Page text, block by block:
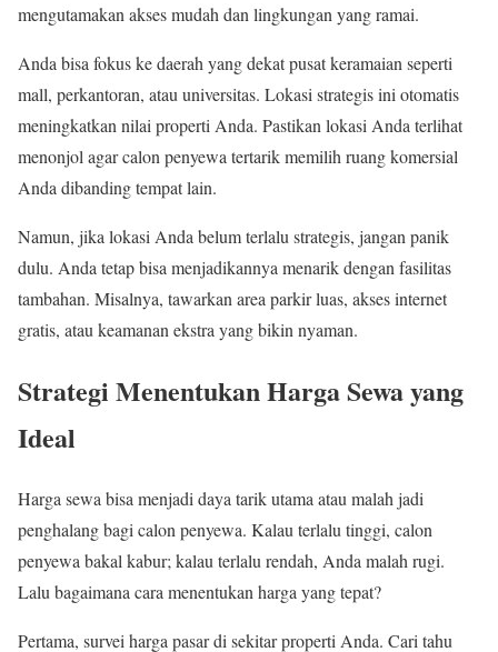
mengutamakan akses mudah dan lingkungan yang ramai.
Anda bisa fokus ke daerah yang dekat pusat keramaian seperti
mall, perkantoran, atau universitas. Lokasi strategis ini otomatis
meningkatkan nilai properti Anda. Pastikan lokasi Anda terlihat
menonjol agar calon penyewa tertarik memilih ruang komersial
Anda dibanding tempat lain.
Namun, jika lokasi Anda belum terlalu strategis, jangan panik
dulu. Anda tetap bisa menjadikannya menarik dengan fasilitas
tambahan. Misalnya, tawarkan area parkir luas, akses internet
gratis, atau keamanan ekstra yang bikin nyaman.
Strategi Menentukan Harga Sewa yang
Ideal
Harga sewa bisa menjadi daya tarik utama atau malah jadi
penghalang bagi calon penyewa. Kalau terlalu tinggi, calon
penyewa bakal kabur; kalau terlalu rendah, Anda malah rugi.
Lalu bagaimana cara menentukan harga yang tepat?
Pertama, survei harga pasar di sekitar properti Anda. Cari tahu